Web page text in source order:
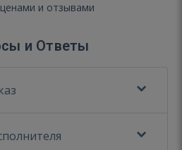
и отзывами
и Ответы